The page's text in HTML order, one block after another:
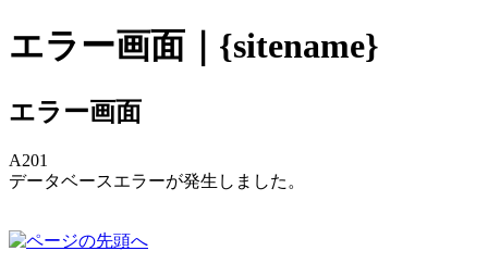
エラー画面｜{sitename}
エラー画面
A201
データベースエラーが発生しました。